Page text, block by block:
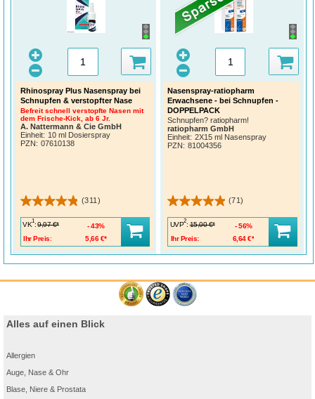
Rhinospray Plus Nasenspray bei
Schnupfen & verstopfter Nase
Befreit schnell verstopfte Nasen mit
dem Frische-Kick, ab 6 Jr.
A. Nattermann & Cie GmbH
Einheit: 10 ml Dosierspray
PZN : 07610138
(311)
VK
1
: 9,97 €*
Ihr Preis:
5,66 €*
43%
Nasenspray-ratiopharm
Erwachsene - bei Schnupfen -
DOPPELPACK
Schnupfen? ratiopharm!
ratiopharm GmbH
Einheit: 2X15 ml Nasenspray
PZN : 81004356
(71)
UVP
2
: 15,00 €*
Ihr Preis:
6,64 €*
56%
Alles auf einen Blick
Allergien
Auge, Nase & Ohr
Blase, Niere & Prostata